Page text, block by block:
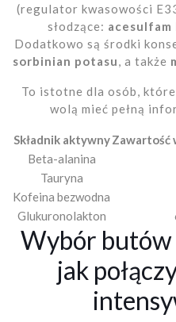
(regulator kwasowości
słodzące: acesulfam
Dodatkowo są środki
sorbinian potasu , a także
To istotne dla osób, które
wolą mieć pełną
Składnik aktywnyZawartość
Beta-alanina
Tauryna
Kofeina bezwodna
Glukuronolakton
Wybór butów
jak